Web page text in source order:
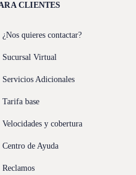
CLIENTES
¿Nos quieres contactar?
Sucursal Virtual
Servicios Adicionales
Tarifa base
Velocidades y cobertura
Centro de Ayuda
Reclamos